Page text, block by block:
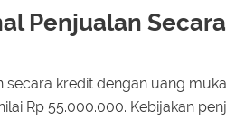
Penjualan
kredit dengan uang
Rp 55.000.000. Kebijakan